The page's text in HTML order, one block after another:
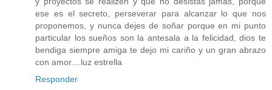
ese es el secreto, perseverar para alcanzar lo que nos
proponemos, y nunca dejes de soñar porque en mi punto
particular los sueños son la antesala a la felicidad, dios te
bendiga siempre amiga te dejo mi cariño y un gran abrazo
con amor....luz estrella
Responder